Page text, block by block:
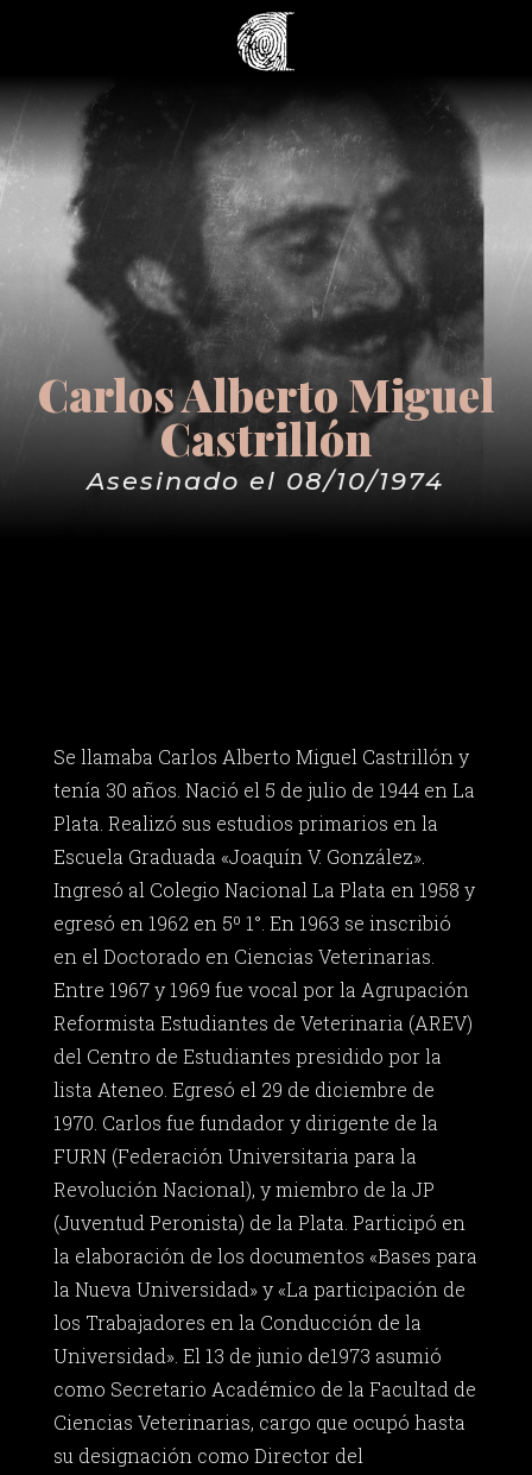
Carlos Alberto Miguel
Castrillón
Asesinado el 08/10/1974
Se llamaba Carlos Alberto Miguel Castrillón y
tenía 30 años. Nació el 5 de julio de 1944 en La
Plata. Realizó sus estudios primarios en la
Escuela Graduada «Joaquín V. González».
Ingresó al Colegio Nacional La Plata en 1958 y
egresó en 1962 en 5º 1°. En 1963 se inscribió
en el Doctorado en Ciencias Veterinarias.
Entre 1967 y 1969 fue vocal por la Agrupación
Reformista Estudiantes de Veterinaria (AREV)
del Centro de Estudiantes presidido por la
lista Ateneo. Egresó el 29 de diciembre de
1970. Carlos fue fundador y dirigente de la
FURN (Federación Universitaria para la
Revolución Nacional), y miembro de la JP
(Juventud Peronista) de la Plata. Participó en
la elaboración de los documentos «Bases para
la Nueva Universidad» y «La participación de
los Trabajadores en la Conducción de la
Universidad». El 13 de junio de1973 asumió
como Secretario Académico de la Facultad de
Ciencias Veterinarias, cargo que ocupó hasta
su designación como Director del